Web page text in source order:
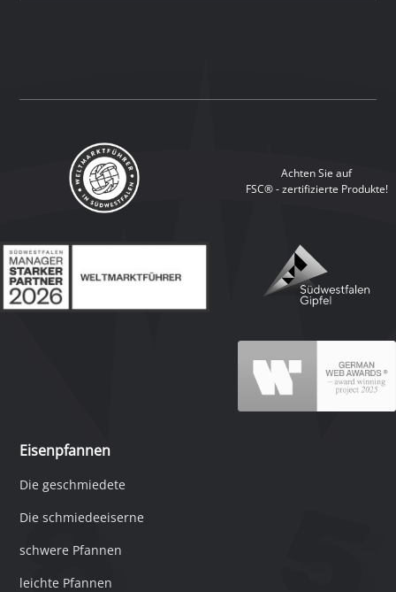
Achten Sie auf
FSC® - zertifizierte Produkte!
Eisenpfannen
Die geschmiedete
Die schmiedeeiserne
schwere Pfannen
leichte Pfannen